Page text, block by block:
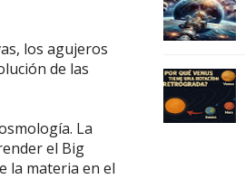
los agujeros
de las
La
el Big
la materia en el